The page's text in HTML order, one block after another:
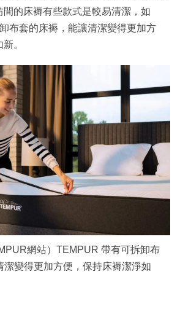
間的床褥有些款式是較易清潔，如
布套的床褥，能讓清潔變得更加方
。
網站）TEMPUR 帶有可拆卸布
潔變得更加方便，保持床褥潔淨如